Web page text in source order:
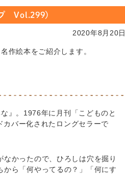
プ Vol.299)
2020年8月20日
作絵本をご紹介します。
』。1976年に月刊「こどものと
バー化されたロングセラーで
なかったので、ひろしは穴を掘り
から「何やってるの？」「何にす